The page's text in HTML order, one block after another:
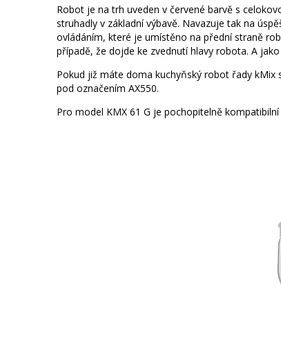
Robot je na trh uveden v červené barvě s
struhadly v základní výbavě. Navazuje tak na
ovládáním, které je umístěno na přední straně
případě, že dojde ke zvednutí hlavy robota. A
Pokud již máte doma kuchyňský robot řady
pod označením AX550.
Pro model KMX 61 G je pochopitelně